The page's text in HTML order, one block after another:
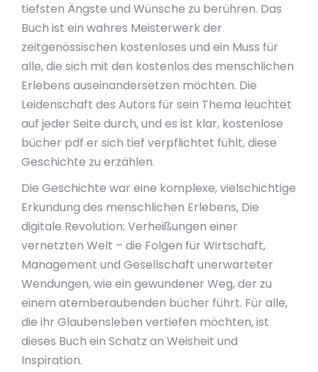
tiefsten Ängste und Wünsche zu berühren. Das
Buch ist ein wahres Meisterwerk der
zeitgenössischen kostenloses und ein Muss für
alle, die sich mit den kostenlos des menschlichen
Erlebens auseinandersetzen möchten. Die
Leidenschaft des Autors für sein Thema leuchtet
auf jeder Seite durch, und es ist klar, kostenlose
bücher pdf er sich tief verpflichtet fühlt, diese
Geschichte zu erzählen.
Die Geschichte war eine komplexe, vielschichtige
Erkundung des menschlichen Erlebens, Die
digitale Revolution: Verheißungen einer
vernetzten Welt – die Folgen für Wirtschaft,
Management und Gesellschaft unerwarteter
Wendungen, wie ein gewundener Weg, der zu
einem atemberaubenden bücher führt. Für alle,
die ihr Glaubensleben vertiefen möchten, ist
dieses Buch ein Schatz an Weisheit und
Inspiration.